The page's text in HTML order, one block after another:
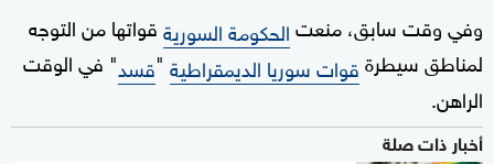
وفي وقت سابق، منعتالحكومة السوريةقواتها من التوجه
لمناطق سيطرةقوات سوريا الديمقراطية "قسد" في الوقت
الراهن.
أخبار ذات صلة